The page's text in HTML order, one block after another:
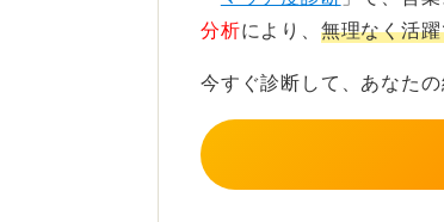
分析により、 無理なく活
今すぐ診断して、あなた